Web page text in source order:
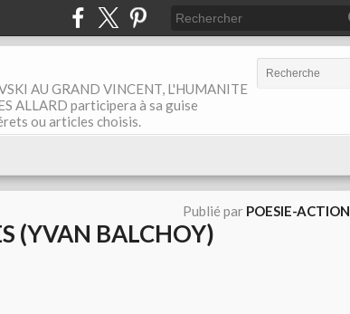
AU GRAND VINCENT, L'HUMANITE
ALLARD participera à sa guise
ou articles choisis.
Publié par POESIE-ACTION
(YVAN BALCHOY)